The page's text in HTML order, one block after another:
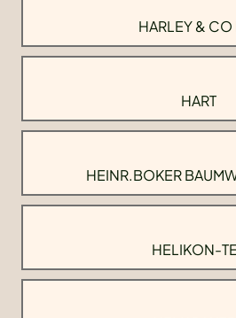
HARLEY & CO
HART
HEINR.BOKER
HELIKON-